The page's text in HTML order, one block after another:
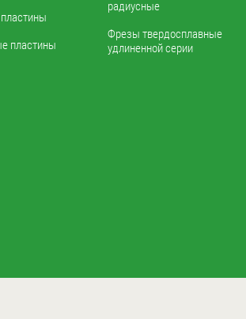
пластины
радиусные
Фрезы твердосплавные
удлиненной серии